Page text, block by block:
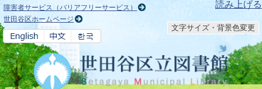
本文へ 読み上げる
障害者サービス（バリアフリーサービス）
世田谷区ホームページ
文字サイズ・背景色変更